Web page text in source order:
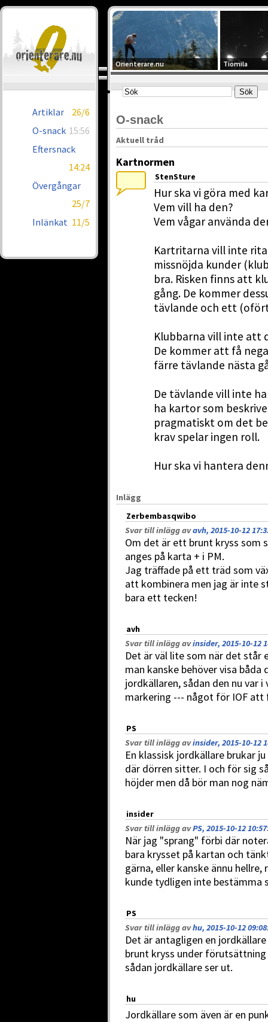
Artiklar
26/6
O-snack 15:56
Eftersnack
14:24
Övergångar
25/7
Inlänkat 11/5
Orienterare.nu Tiomila
O-snack
Aktuell tråd
Kartnormen
StenSture
Hur ska vi göra med
Vem vill ha den?
Vem vågar använda
Kartritarna vill inte
missnöjda kunder
bra. Risken finns att
gång. De kommer
tävlande och ett
Klubbarna vill inte att
De kommer att få
färre tävlande nästa
De tävlande vill inte
ha kartor som
pragmatiskt om det
krav spelar ingen roll.
Hur ska vi hantera
Inlägg
Zerbembasqwibo
Svar till inlägg avavh, 2015-10-12
Om det är ett brunt kryss som
anges på karta + i PM.
Jag träffade på ett träd som
att kombinera men jag är inte
bara ett tecken!
avh
Svar till inlägg avinsider, 2015-10-12
Det är väl lite som när det
man kanske behöver visa
jordkällaren, sådan den nu var
markering --- något för IOF att
PS
Svar till inlägg avinsider, 2015-10-12
En klassisk jordkällare brukar
där dörren sitter. I och för sig
höjder men då bör man nog
insider
Svar till inlägg avPS, 2015-10-12 10:57
När jag "sprang" förbi där
bara krysset på kartan och
gärna, eller kanske ännu
kunde tydligen inte bestämma
PS
Svar till inlägg avhu, 2015-10-12 09:08
Det är antagligen en
brunt kryss under
sådan jordkällare ser ut.
hu
Jordkällare som även är en